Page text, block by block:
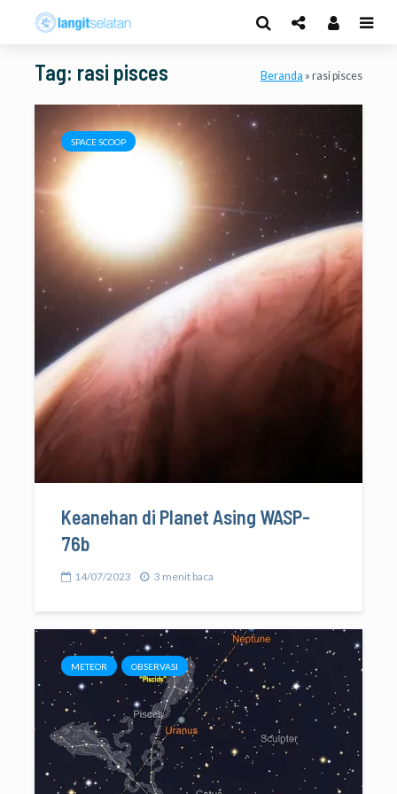
Tag: rasi pisces Beranda » rasi pisces
SPACE SCOOP
Keanehan di Planet Asing WASP-
76b
14/07/2023 3 menit baca
METEOR OBSERVASI